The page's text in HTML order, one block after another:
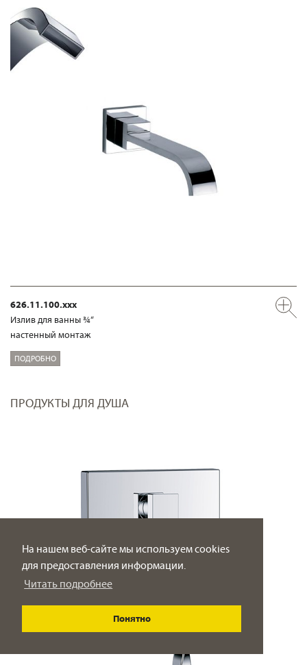
На нашем веб-сайте мы используем cookies
для предоставления информации.
Читать подробнее
Понятно
626.11.100.xxx
Излив для ванны ¾“
настенный монтаж
ПОДРОБНО
ПРОДУКТЫ ДЛЯ ДУША